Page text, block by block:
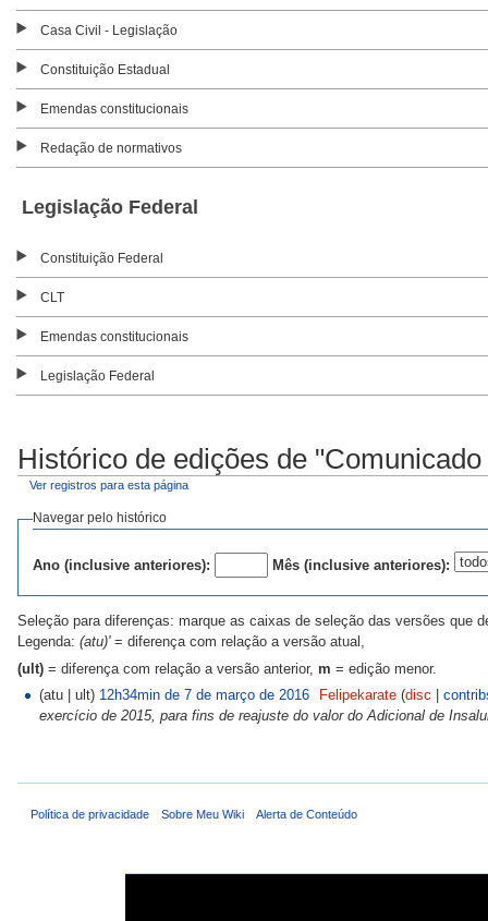
Casa Civil - Legislação
Constituição Estadual
Emendas constitucionais
Redação de normativos
Legislação Federal
Constituição Federal
CLT
Emendas constitucionais
Legislação Federal
Histórico de edições de
Ver registros para esta página
Navegar pelo histórico
Ano (inclusive anteriores): Mês (inclusive anteriores):
Seleção para diferenças: marque as caixas de seleção das versões que
Legenda: (atu)'= diferença com relação a versão atual,
(ult) = diferença com relação a versão anterior, m = edição menor.
(atu | ult) 12h34min de 7 de março de 2016 Felipekarate (disc |
exercício de 2015, para fins de reajuste do valor do Adicional de
Política de privacidade Sobre Meu Wiki Alerta de Conteúdo